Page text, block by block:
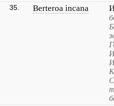
35. Berteroa incana